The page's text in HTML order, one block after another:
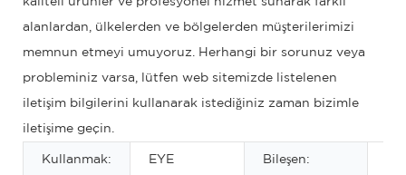
alanlardan, ülkelerden ve bölgelerden müşterilerimizi
memnun etmeyi umuyoruz. Herhangi bir sorunuz veya
probleminiz varsa, lütfen web sitemizde listelenen
iletişim bilgilerini kullanarak istediğiniz zaman bizimle
iletişime geçin.
Kullanmak: EYE Bileşen: